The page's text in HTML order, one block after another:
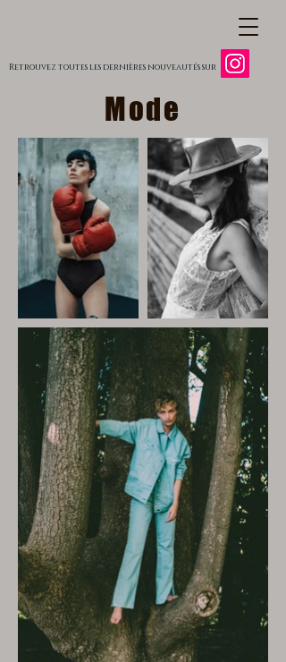
Retrouvez toutes les dernières nouveautés sur
Mode